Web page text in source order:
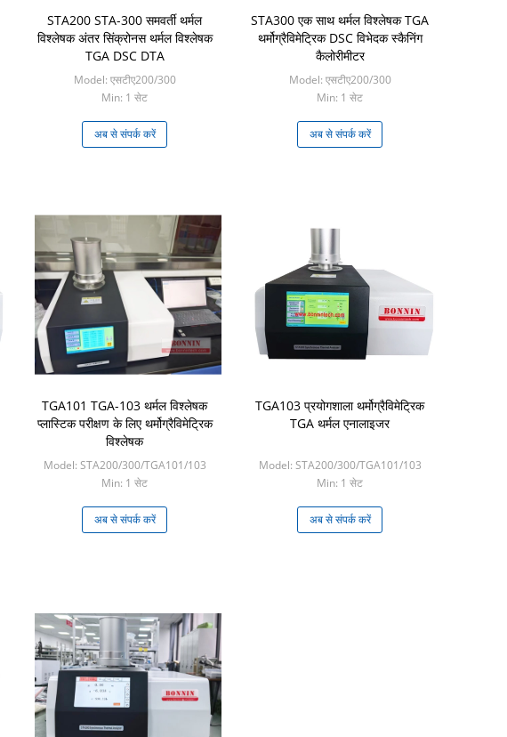
STA200 STA-300 समवर्ती थर्मल
विश्लेषक अंतर सिंक्रोनस थर्मल विश्लेषक
TGA DSC DTA
Model: एसटीए200/300
Min: 1 सेट
अब से संपर्क करें
STA300 एक साथ थर्मल विश्लेषक TGA
थर्मोग्रैविमेट्रिक DSC विभेदक स्कैनिंग
कैलोरीमीटर
Model: एसटीए200/300
Min: 1 सेट
अब से संपर्क करें
TGA101 TGA-103 थर्मल विश्लेषक
प्लास्टिक परीक्षण के लिए थर्मोग्रैविमेट्रिक
विश्लेषक
Model: STA200/300/TGA101/103
Min: 1 सेट
अब से संपर्क करें
TGA103 प्रयोगशाला थर्मोग्रैविमेट्रिक
TGA थर्मल एनालाइजर
Model: STA200/300/TGA101/103
Min: 1 सेट
अब से संपर्क करें